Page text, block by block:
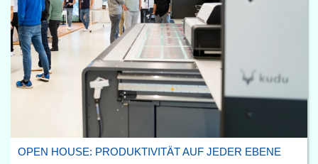
OPEN HOUSE: PRODUKTIVITÄT AUF JEDER EBENE